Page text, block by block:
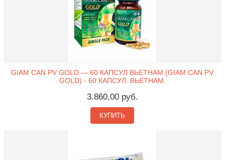
GIAM CAN PV GOLD — 60 КАПСУЛ ВЬЕТНАМ (GIAM CAN PV
GOLD) - 60 КАПСУЛ. ВЬЕТНАМ.
3.860,00 руб.
КУПИТЬ